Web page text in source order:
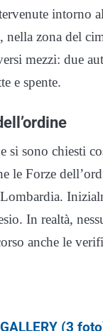
intorno
zona del
mezzi: due
e spente.
sono chiesti
le Forze
In realtà,
anche le
(3